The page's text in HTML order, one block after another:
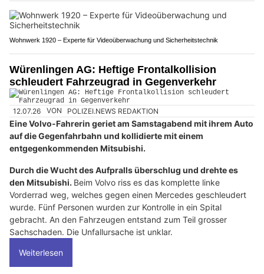
Wohnwerk 1920 – Experte für Videoüberwachung und Sicherheitstechnik
Würenlingen AG: Heftige Frontalkollision
schleudert Fahrzeugrad in Gegenverkehr
12.07.26 VON POLIZEI.NEWS REDAKTION
Eine Volvo-Fahrerin geriet am Samstagabend mit ihrem Auto
auf die Gegenfahrbahn und kollidierte mit einem
entgegenkommenden Mitsubishi.
Durch die Wucht des Aufpralls überschlug und drehte es
den Mitsubishi. Beim Volvo riss es das komplette linke
Vorderrad weg, welches gegen einen Mercedes geschleudert
wurde. Fünf Personen wurden zur Kontrolle in ein Spital
gebracht. An den Fahrzeugen entstand zum Teil grosser
Sachschaden. Die Unfallursache ist unklar.
Weiterlesen